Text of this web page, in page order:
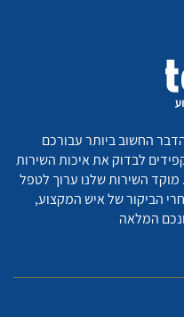
החשוב ביותר עבורכם
לבדוק את איכות השירות
השירות שלנו ערוך לטפל
הביקור של איש המקצוע,
המלאה